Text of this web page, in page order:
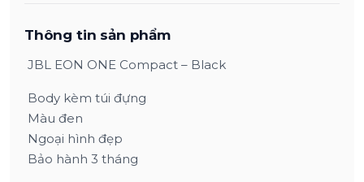
Thông tin sản phẩm
JBL EON ONE Compact – Black
Body kèm túi đựng
Màu đen
Ngoại hình đẹp
Bảo hành 3 tháng